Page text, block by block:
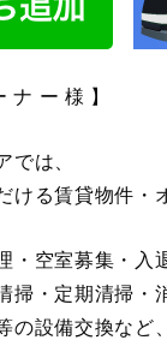
ナ ー 様 】
は、
ける賃貸物件・
・空室募集・入
掃・定期清掃・
の設備交換など